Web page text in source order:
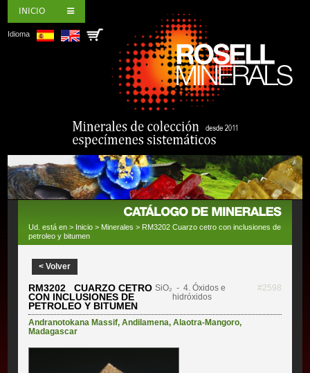
INICIO
Idioma
Ud. está en > Inicio > Minerales > RM3202 Cuarzo cetro con inclusiones de
petroleo y bitumen
< Volver
RM3202 CUARZO CETRO
CON INCLUSIONES DE
PETROLEO Y BITUMEN
SiO₂ - 4. Óxidos e
hidróxidos
#2598
Andranotokana Massif,Andilamena,Alaotra-Mangoro,
Madagascar